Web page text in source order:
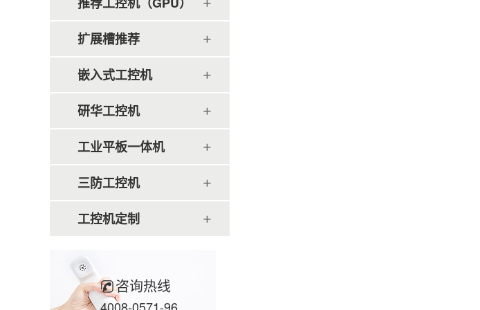
扩展槽推荐
嵌入式工控机
研华工控机
工业平板一体机
三防工控机
工控机定制
咨询热线